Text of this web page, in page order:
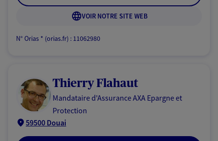
VOIR NOTRE SITE WEB
N° Orias * (orias.fr) : 11062980
Thierry Flahaut
Mandataire d'Assurance AXA Epargne et
Protection
59500 Douai